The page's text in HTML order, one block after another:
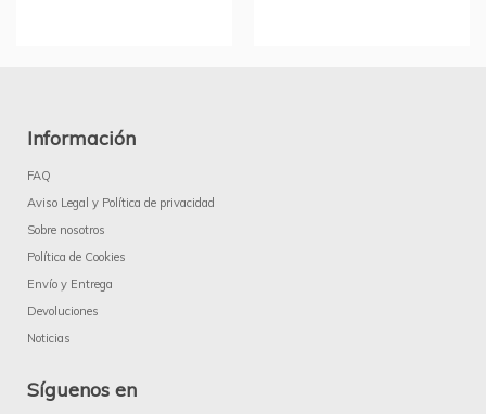
Información
FAQ
Aviso Legal y Política de privacidad
Sobre nosotros
Política de Cookies
Envío y Entrega
Devoluciones
Noticias
Síguenos en